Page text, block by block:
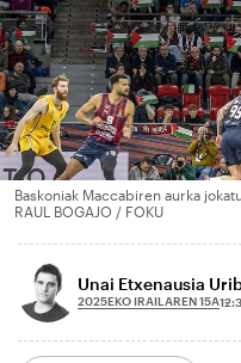
Baskoniak Maccabiren aurka
RAUL BOGAJO / FOKU
Unai Etxenausia
2025EKO IRAILAREN 15A